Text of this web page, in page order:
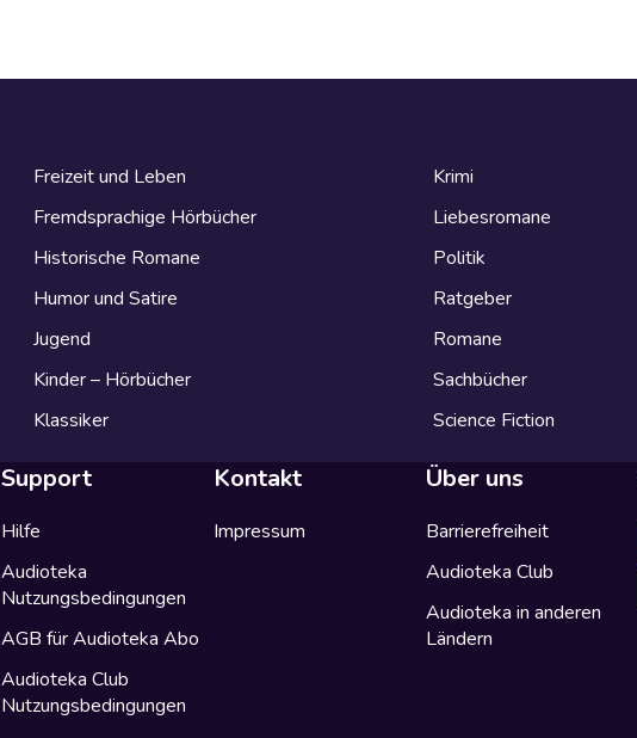
Freizeit und Leben
Fremdsprachige Hörbücher
Historische Romane
Humor und Satire
Jugend
Kinder – Hörbücher
Klassiker
Krimi
Liebesromane
Politik
Ratgeber
Romane
Sachbücher
Science Fiction
Support
Hilfe
Audioteka
Nutzungsbedingungen
AGB für Audioteka Abo
Audioteka Club
Nutzungsbedingungen
Kontakt
Impressum
Über uns
Barrierefreiheit
Audioteka Club
Audioteka in anderen
Ländern